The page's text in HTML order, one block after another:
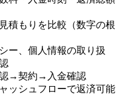
積もりを比較（数字の根
ー、個人情報の取り扱
認→契約→入金確認
ッシュフローで返済可能